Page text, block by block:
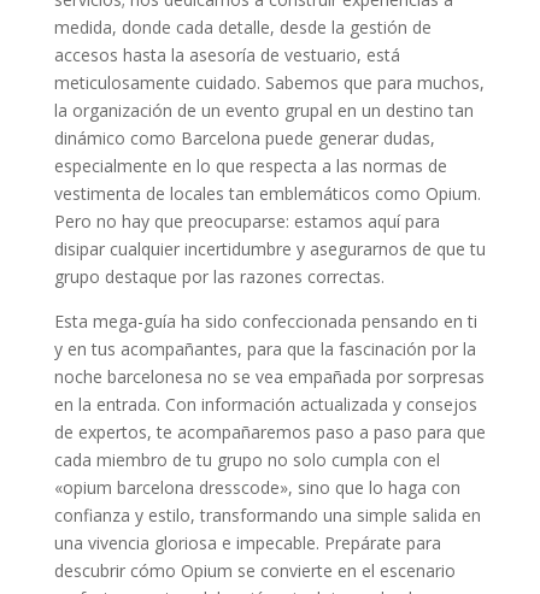
medida, donde cada detalle, desde la gestión de
accesos hasta la asesoría de vestuario, está
meticulosamente cuidado. Sabemos que para muchos,
la organización de un evento grupal en un destino tan
dinámico como Barcelona puede generar dudas,
especialmente en lo que respecta a las normas de
vestimenta de locales tan emblemáticos como Opium.
Pero no hay que preocuparse: estamos aquí para
disipar cualquier incertidumbre y asegurarnos de que tu
grupo destaque por las razones correctas.
Esta mega-guía ha sido confeccionada pensando en ti
y en tus acompañantes, para que la fascinación por la
noche barcelonesa no se vea empañada por sorpresas
en la entrada. Con información actualizada y consejos
de expertos, te acompañaremos paso a paso para que
cada miembro de tu grupo no solo cumpla con el
«opium barcelona dresscode», sino que lo haga con
confianza y estilo, transformando una simple salida en
una vivencia gloriosa e impecable. Prepárate para
descubrir cómo Opium se convierte en el escenario